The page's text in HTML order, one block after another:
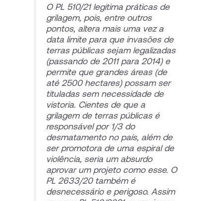
O PL 510/21 legitima práticas de
grilagem, pois, entre outros
pontos, altera mais uma vez a
data limite para que invasões de
terras públicas sejam legalizadas
(passando de 2011 para 2014) e
permite que grandes áreas (de
até 2500 hectares) possam ser
tituladas sem necessidade de
vistoria. Cientes de que a
grilagem de terras públicas é
responsável por 1/3 do
desmatamento no país, além de
ser promotora de uma espiral de
violência, seria um absurdo
aprovar um projeto como esse. O
PL 2633/20 também é
desnecessário e perigoso. Assim